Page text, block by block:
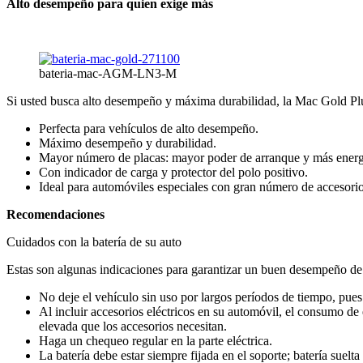
Alto desempeño para quien exige más
bateria-mac-AGM-LN3-M
Si usted busca alto desempeño y máxima durabilidad, la Mac Gold
Perfecta para vehículos de alto desempeño.
Máximo desempeño y durabilidad.
Mayor número de placas: mayor poder de arranque y más
Con indicador de carga y protector del polo positivo.
Ideal para automóviles especiales con gran número de
Recomendaciones
Cuidados con la batería de su auto
Estas son algunas indicaciones para garantizar un buen desempeño
No deje el vehículo sin uso por largos períodos de tiempo,
Al incluir accesorios eléctricos en su automóvil, el consumo
elevada que los accesorios necesitan.
Haga un chequeo regular en la parte eléctrica.
La batería debe estar siempre fijada en el soporte; batería suelta